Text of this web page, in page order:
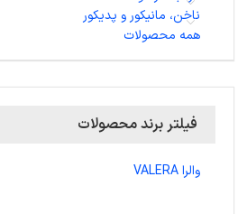
ناخن، مانیکور و پدیکور
همه محصولات
فیلتر برند محصولات
والرا VALERA